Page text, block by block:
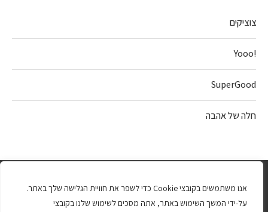
אנו משתמשים בקובצי Cookie כדי לשפר את חוויית הגלישה שלך באתר.
על-ידי המשך השימוש באתר, אתה מסכים לשימוש שלנו בקובצי
צוציקים
!Yooo
SuperGood
חלה של אהבה